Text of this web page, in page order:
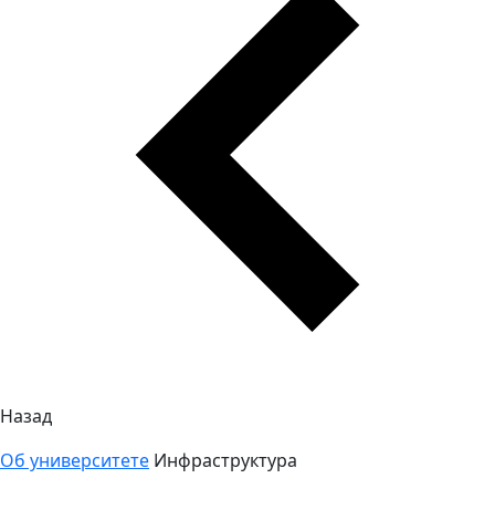
Назад
Об университете Инфраструктура